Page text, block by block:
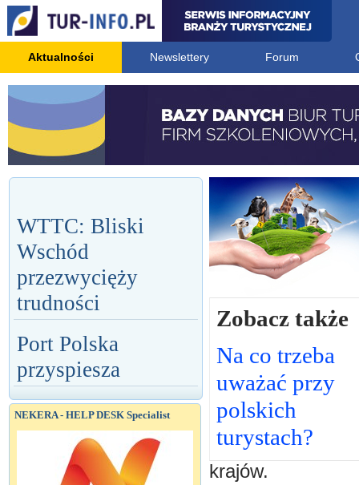
Aktualności Newslettery Forum
WTTC: Bliski
Wschód
przezwycięży
trudności
Port Polska
przyspiesza
NEKERA - HELP DESK Specialist
Zobacz także
Na co trzeba
uważać przy
polskich
turystach?
krajów.